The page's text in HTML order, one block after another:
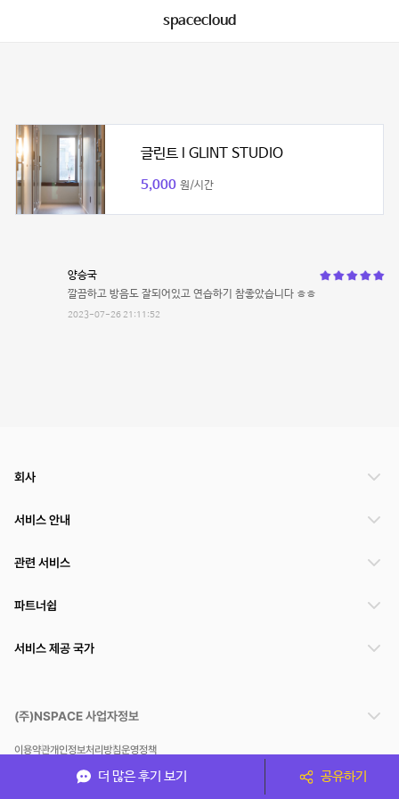
spacecloud
글린트 l GLINT STUDIO
5,000 원/시간
양승국
깔끔하고 방음도 잘되어있고 연습하기 참좋았습니다 ㅎㅎ
2023-07-26 21:11:52
더 많은 후기 보기 공유하기
회사
서비스 안내
관련 서비스
파트너쉽
서비스 제공 국가
(주)NSPACE 사업자정보
이용약관개인정보처리방침운영정책
스페이스클라우드는 통신판매중개자이며 통신판매의 당사자가 아닙니다. 따라서 스페이스클
라우드는 공간 거래정보 및 거래에 대해 책임지지 않습니다.